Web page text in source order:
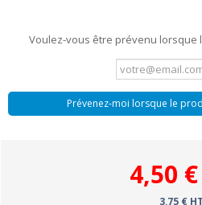
Voulez-vous être prévenu lorsque
Prévenez-moi lorsque le
4,50 €
3,75 € HT